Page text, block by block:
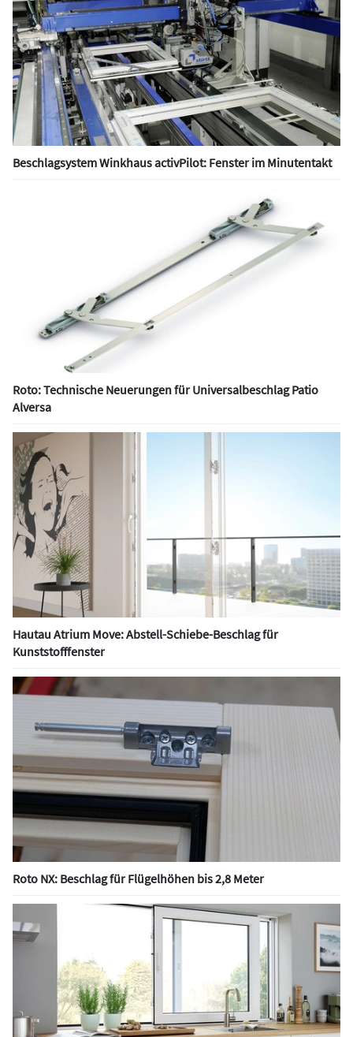
Beschlagsystem Winkhaus activPilot: Fenster im Minutentakt
Roto: Technische Neuerungen für Universalbeschlag Patio
Alversa
Hautau Atrium Move: Abstell-Schiebe-Beschlag für
Kunststofffenster
Roto NX: Beschlag für Flügelhöhen bis 2,8 Meter